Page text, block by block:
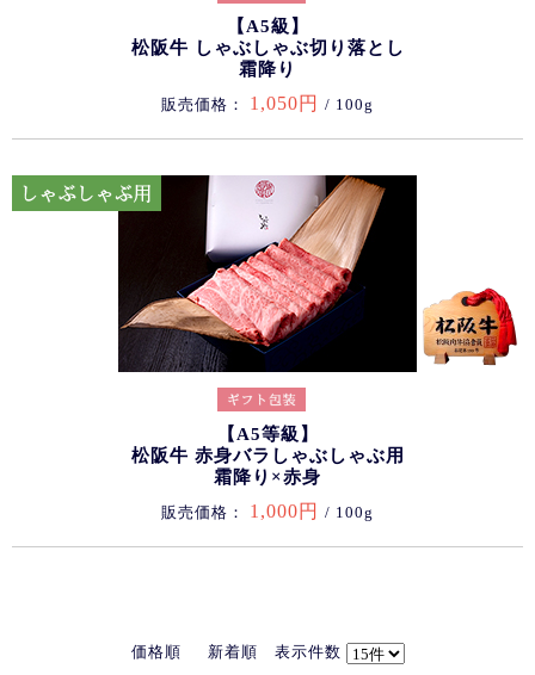
【A5級】
松阪牛 しゃぶしゃぶ切り落とし
霜降り
販売価格： 1,050円 / 100g
【A5等級】
松阪牛 赤身バラしゃぶしゃぶ用
霜降り×赤身
販売価格： 1,000円 / 100g
価格順 新着順 表示件数